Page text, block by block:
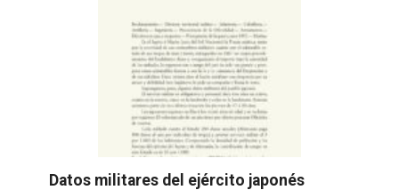
Datos militares del ejército japonés